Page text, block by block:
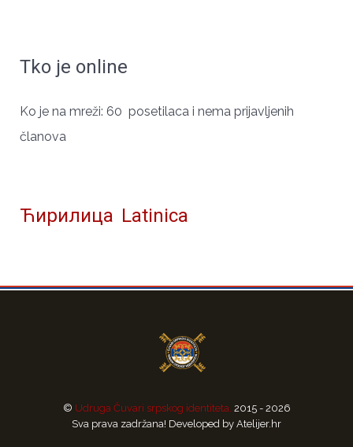
Tko je online
Ko je na mreži: 60 posetilaca i nema prijavljenih
članova
Ћирилица Latinica
© Udruga Čuvari srpskog identiteta. 2015 - 2026
Sva prava zadržana! Developed by Atelijer.hr